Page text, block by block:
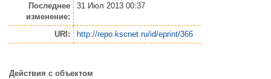
Последнее
изменение:
31 Июл 2013 00:37
URI: http://repo.kscnet.ru/id/eprint/366
Действия с объектом